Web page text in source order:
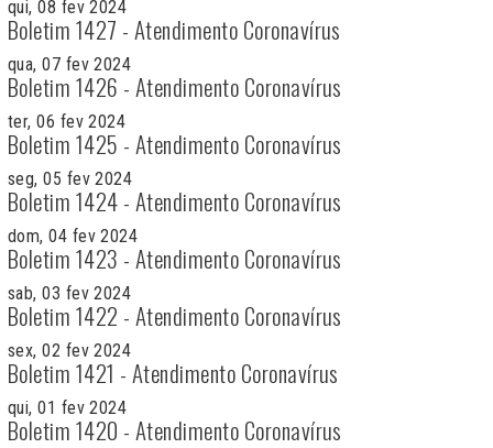
qui, 08 fev 2024
Boletim 1427 - Atendimento Coronavírus
qua, 07 fev 2024
Boletim 1426 - Atendimento Coronavírus
ter, 06 fev 2024
Boletim 1425 - Atendimento Coronavírus
seg, 05 fev 2024
Boletim 1424 - Atendimento Coronavírus
dom, 04 fev 2024
Boletim 1423 - Atendimento Coronavírus
sab, 03 fev 2024
Boletim 1422 - Atendimento Coronavírus
sex, 02 fev 2024
Boletim 1421 - Atendimento Coronavírus
qui, 01 fev 2024
Boletim 1420 - Atendimento Coronavírus